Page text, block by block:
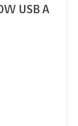
USB A